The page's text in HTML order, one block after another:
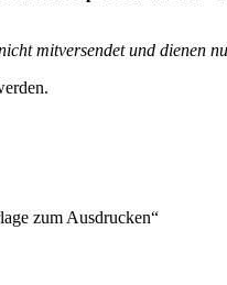
mitversendet und dienen
zum Ausdrucken“